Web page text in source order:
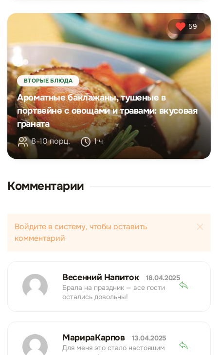
59
ВТОРЫЕ БЛЮДА
Ароматные баклажаны, тушеные в
портвейне с овощами и травами: вкусовая
граната
8-10 порц. 1 ч
Комментарии
Войдите в систему, чтобы оставить
комментарий
Весенний Напиток
18.04.2025
Брала на праздник — все гости
остались довольны!
МарираКарпов
13.04.2025
Для меня это стало настоящим